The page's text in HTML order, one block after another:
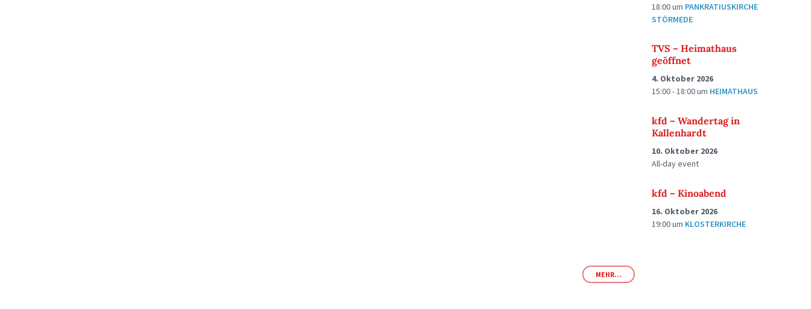
18:00um PANKRATIUSKIRCHE
STÖRMEDE
TVS – Heimathaus
geöffnet
4. Oktober 2026
15:00 - 18:00um HEIMATHAUS
kfd – Wandertag in
Kallenhardt
10. Oktober 2026
All-day event
kfd – Kinoabend
16. Oktober 2026
19:00um KLOSTERKIRCHE
MEHR...